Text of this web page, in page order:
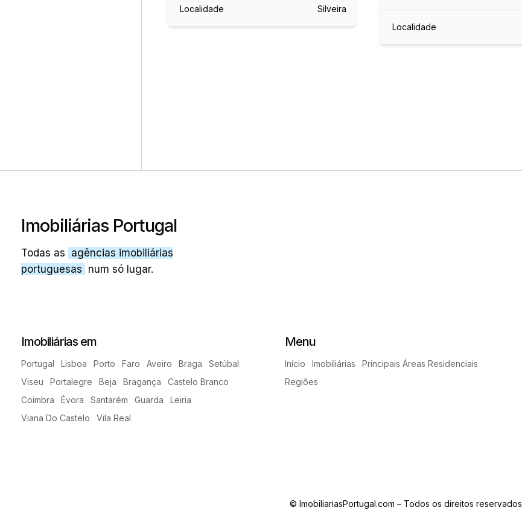
Localidade Silveira
Localidade
Imobiliárias Portugal
Todas as agências imobiliárias
portuguesas num só lugar.
Imobiliárias em
Portugal Lisboa Porto Faro Aveiro Braga
Setúbal
Viseu
Portalegre Beja Bragança
Castelo Branco
Coimbra
Évora Santarém Guarda
Leiria
Viana Do Castelo
Vila Real
Menu
Início Imobiliárias
Principais Áreas Residenciais
Regiões
© ImobiliariasPortugal.com – Todos os direitos reservados